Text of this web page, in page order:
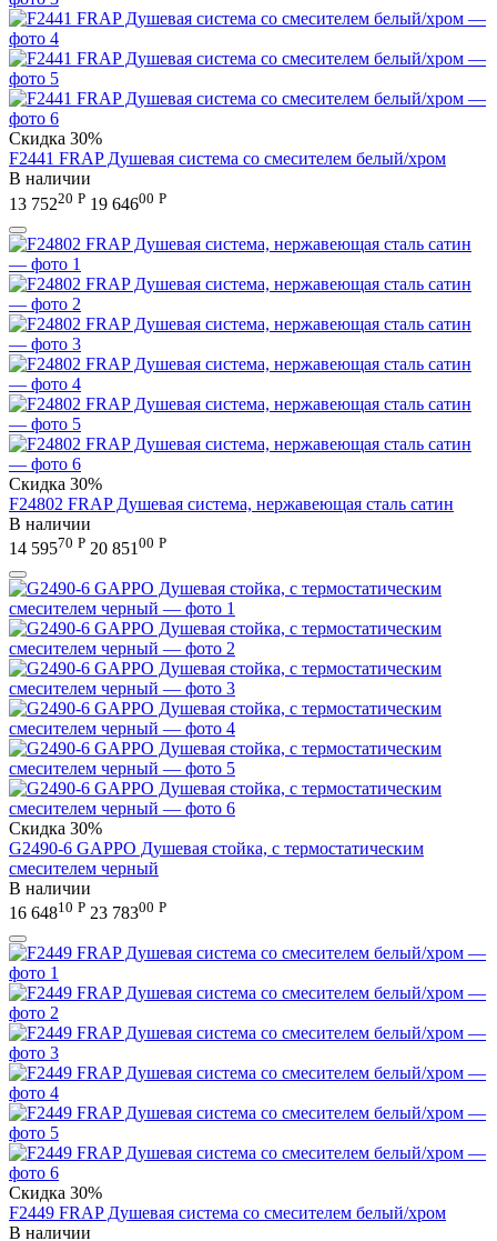
Скидка 30%
F2441 FRAP Душевая система со смесителем белый/хром
В наличии
13 75220 Р 19 64600 Р
Скидка 30%
F24802 FRAP Душевая система, нержавеющая сталь сатин
В наличии
14 59570 Р 20 851 00 Р
Скидка 30%
G2490-6 GAPPO Душевая стойка, с термостатическим
смесителем черный
В наличии
16 64810 Р 23 78300 Р
Скидка 30%
F2449 FRAP Душевая система со смесителем белый/хром
В наличии